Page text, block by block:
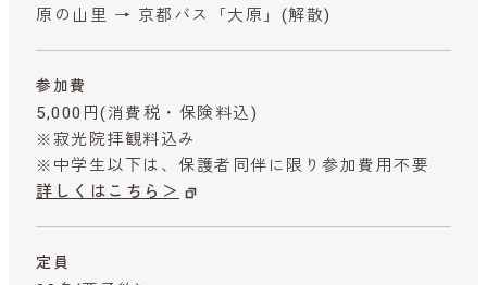
原の山里 → 京都バス「大原」(解散)
参加費
5,000円 (消費税・保険料込)
※寂光院拝観料込み
※中学生以下は、保護者同伴に限り参加費用不要
詳しくはこちら＞
定員